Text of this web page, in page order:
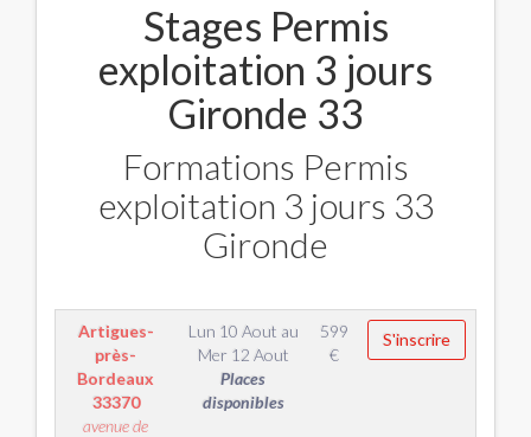
Stages Permis
exploitation 3 jours
Gironde 33
Formations Permis
exploitation 3 jours 33
Gironde
Artigues-
près-
Bordeaux
33370
avenue de
Lun 10 Aout au
Mer 12 Aout
Places
disponibles
599
€
S'inscrire